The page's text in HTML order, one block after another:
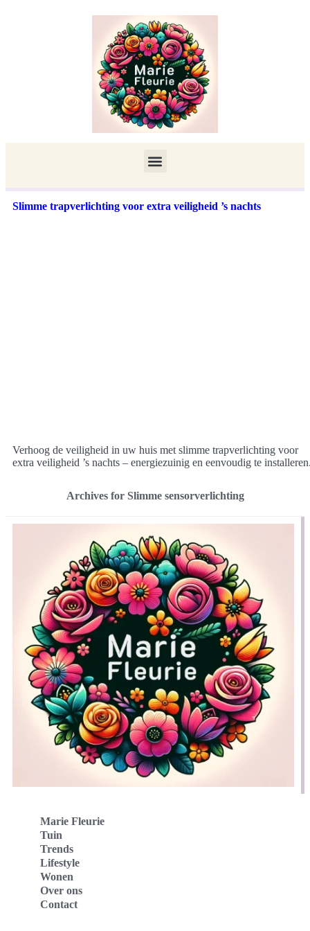
Slimme trapverlichting voor extra veiligheid ’s nachts
Verhoog de veiligheid in uw huis met slimme trapverlichting voor
extra veiligheid ’s nachts – energiezuinig en eenvoudig te
Archives for Slimme sensorverlichting
Marie Fleurie
Tuin
Trends
Lifestyle
Wonen
Over ons
Contact